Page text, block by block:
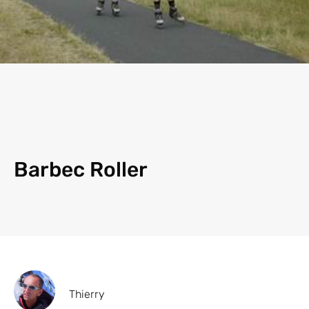
Barbec Roller
Thierry